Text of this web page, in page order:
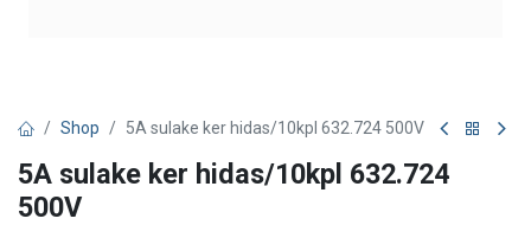
Shop 5A sulake ker hidas/10kpl 632.724 500V
5A sulake ker hidas/10kpl 632.724
500V